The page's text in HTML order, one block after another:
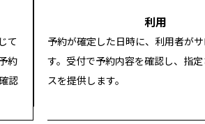
て
約
認
利用
予約が確定した日時に、利用者が
す。受付で予約内容を確認し、指
スを提供します。